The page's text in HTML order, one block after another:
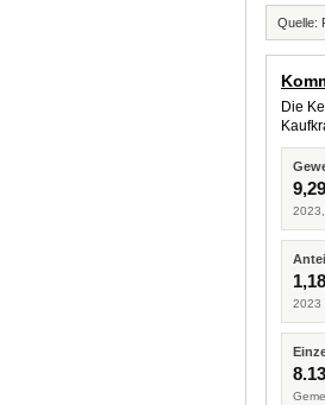
Quelle:
Die
2023